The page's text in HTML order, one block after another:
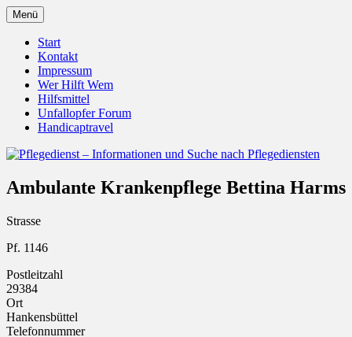
Zum
Inhalt
springen
Pflegedienst – Informationen
und Suche nach Pflegediensten
Unfallopfer – Hilfswerk
Menü
Start
Kontakt
Impressum
Wer Hilft Wem
Hilfsmittel
Unfallopfer Forum
Handicaptravel
Ambulante Krankenpflege Bettina Harms
Strasse
Pf. 1146
Postleitzahl
29384
Ort
Hankensbüttel
Telefonnummer